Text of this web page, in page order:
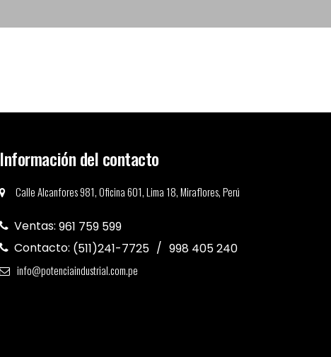
Información del contacto
Calle Alcanfores 981, Oficina 601, Lima 18, Miraflores, Perú
Ventas:961 759 599
Contacto: (511)241-7725 998 405 240
info@potenciaindustrial.com.pe